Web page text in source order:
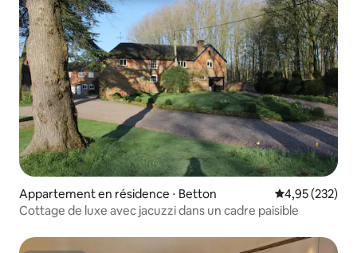
Appartement en résidence ⋅ Betton Évaluation
4,95 (232)
Cottage de luxe avec jacuzzi dans un cadre paisible